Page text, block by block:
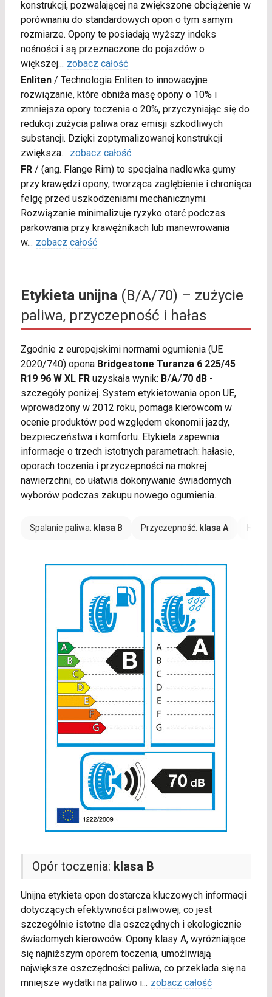
konstrukcji, pozwalającej na zwiększone obciążenie w
porównaniu do standardowych opon o tym samym
rozmiarze. Opony te posiadają wyższy indeks
nośności i są przeznaczone do pojazdów o
większej... zobacz całość
Enliten/ Technologia Enliten to innowacyjne
rozwiązanie, które obniża masę opony o 10% i
zmniejsza opory toczenia o 20%, przyczyniając się do
redukcji zużycia paliwa oraz emisji szkodliwych
substancji. Dzięki zoptymalizowanej konstrukcji
zwiększa... zobacz całość
FR/ (ang. Flange Rim) to specjalna nadlewka gumy
przy krawędzi opony, tworząca zagłębienie i chroniąca
felgę przed uszkodzeniami mechanicznymi.
Rozwiązanie minimalizuje ryzyko otarć podczas
parkowania przy krawężnikach lub manewrowania
w... zobacz całość
Etykieta unijna(B/A/70) – zużycie
paliwa, przyczepność i hałas
Zgodnie z europejskimi normami ogumienia (UE
2020/740) opona Bridgestone Turanza 6 225/45
R19 96 W XL FRuzyskała wynik: B/A/70 dB-
szczegóły poniżej. System etykietowania opon UE,
wprowadzony w 2012 roku, pomaga kierowcom w
ocenie produktów pod względem ekonomii jazdy,
bezpieczeństwa i komfortu. Etykieta zapewnia
informacje o trzech istotnych parametrach: hałasie,
oporach toczenia i przyczepności na mokrej
nawierzchni, co ułatwia dokonywanie świadomych
wyborów podczas zakupu nowego ogumienia.
Spalanie paliwa: klasa B Przyczepność: klasa A Hałas:
Opór toczenia: klasa B
Unijna etykieta opon dostarcza kluczowych informacji
dotyczących efektywności paliwowej, co jest
szczególnie istotne dla oszczędnych i ekologicznie
świadomych kierowców. Opony klasy A, wyróżniające
się najniższym oporem toczenia, umożliwiają
największe oszczędności paliwa, co przekłada się na
mniejsze wydatki na paliwo i... zobacz całość